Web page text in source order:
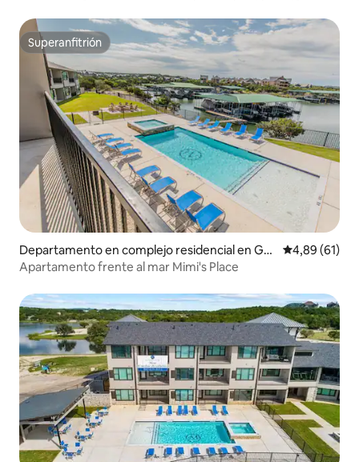
Superanfitrión
Superanfitrión
Departamento en complejo residencial en Gra
ford
Calificación
4,89 (61)
Apartamento frente al mar Mimi's Place